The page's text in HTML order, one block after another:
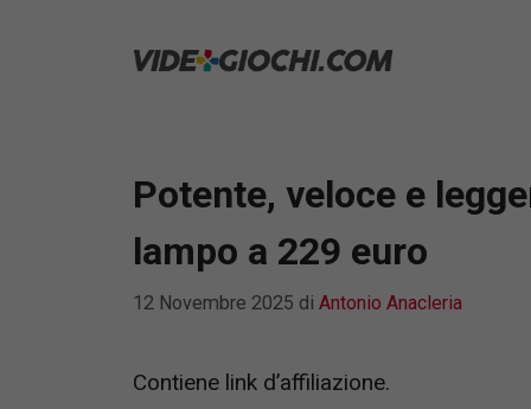
Potente, veloce e
lampo a 229 euro
12 Novembre 2025 di Antonio Anacleria
Contiene link d’affiliazione.